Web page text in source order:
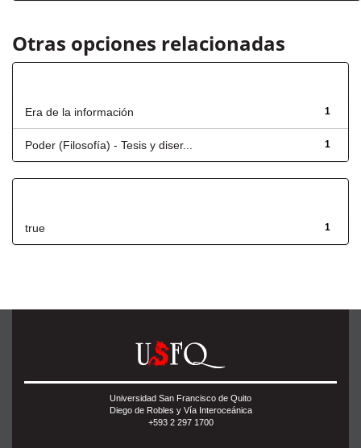
Otras opciones relacionadas
1
Era de la información
1
Poder (Filosofía) - Tesis y diser...
1
true
Universidad San Francisco de Quito
Diego de Robles y Vía Interoceánica
+593 2 297 1700